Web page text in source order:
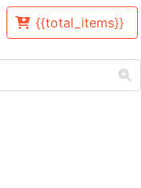
{{total_items}}